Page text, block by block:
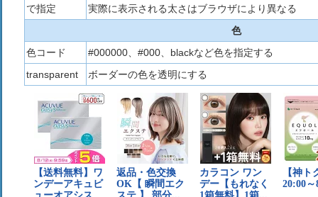
で指定
実際に表示される太さはブラウザにより異なる
色
色コード
#000000、#000、blackなど色を指定する
transparent
ボーダーの色を透明にする